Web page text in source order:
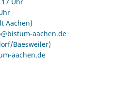
Uhr
Aachen)
aachen.de
Baesweiler)
aachen.de